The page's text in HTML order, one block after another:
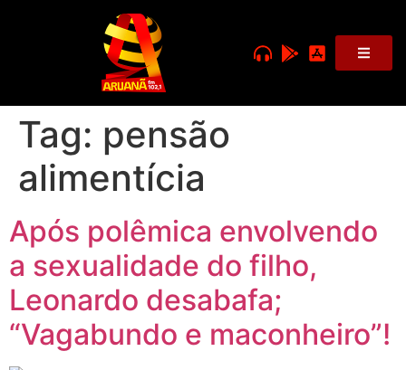
Tag: pensão
alimentícia
Após polêmica envolvendo
a sexualidade do filho,
Leonardo desabafa;
“Vagabundo e maconheiro”!